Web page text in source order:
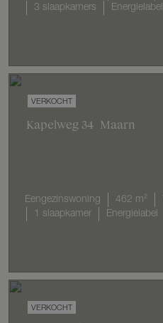
3 slaapkamers
Energielabel
VERKOCHT
Kapelweg 34 Maarn
Eengezinswoning 462 m²
1 slaapkamer
Energielabel
VERKOCHT